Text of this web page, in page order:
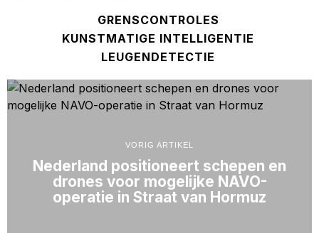
GRENSCONTROLES
KUNSTMATIGE INTELLIGENTIE
LEUGENDETECTIE
VORIG ARTIKEL
Nederland positioneert schepen en
drones voor mogelijke NAVO-
operatie in Straat van Hormuz